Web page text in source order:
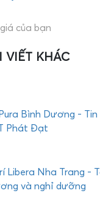
của bạn
VIẾT KHÁC
Bình Dương -
Phát Đạt
Libera Nha Trang -
và nghỉ dưỡng